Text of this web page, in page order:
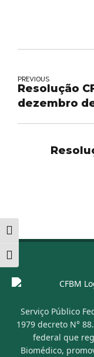
Alternar alto contraste
Alternar tamanho da
PREVIOUS
Resolução
dezembro
Serviço Público
1979 decreto N°
federal que
Biomédico,